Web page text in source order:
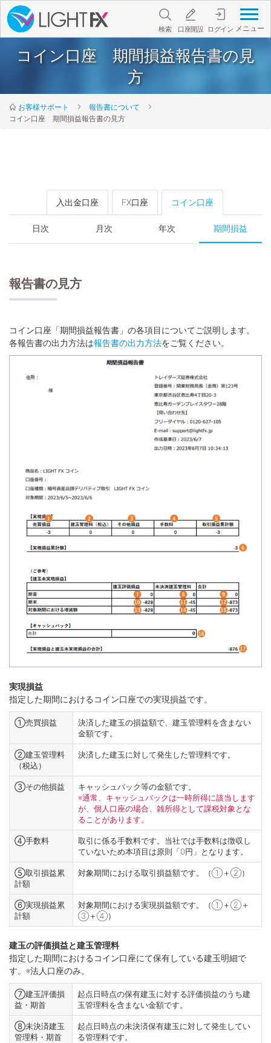
メニュー
検索 口座開設 ログイン
コイン口座 期間損益報告書の見
方
お客様サポート
報告書について
コイン口座 期間損益報告書の見方
入出金口座 FX口座 コイン口座
日次 月次 年次 期間損益
報告書の見方
コイン口座「期間損益報告書」の各項目についてご説明します。
各報告書の出力方法は報告書の出力方法をご覧ください。
実現損益
指定した期間におけるコイン口座での実現損益です。
①売買損益
決済した建玉の損益額で、建玉管理料を含まない
金額です。
②建玉管理料
（税込）
決済した建玉に対して発生した管理料です。
③その他損益
キャッシュバック等の金額です。
※通常、キャッシュバックは一時所得に該当します
が、個人口座の場合、雑所得として課税対象とな
ることがあります。
④手数料
取引に係る手数料です。当社では手数料は徴収し
ていないため本項目は原則「0円」となります。
⑤取引損益累
計額
対象期間における取引損益額です。（①＋②）
⑥実現損益累
計額
対象期間における実現損益額です。（①＋②＋
③＋④）
建玉の評価損益と建玉管理料
指定した期間におけるコイン口座にて保有している建玉明細で
す。※法人口座のみ。
⑦建玉評価損
益・期首
起点日時点の保有建玉に対する評価損益のうち建
玉管理料を含まない金額です。
⑧未決済建玉
管理料・期首
起点日時点の未決済保有建玉に対して発生してい
る管理料です。